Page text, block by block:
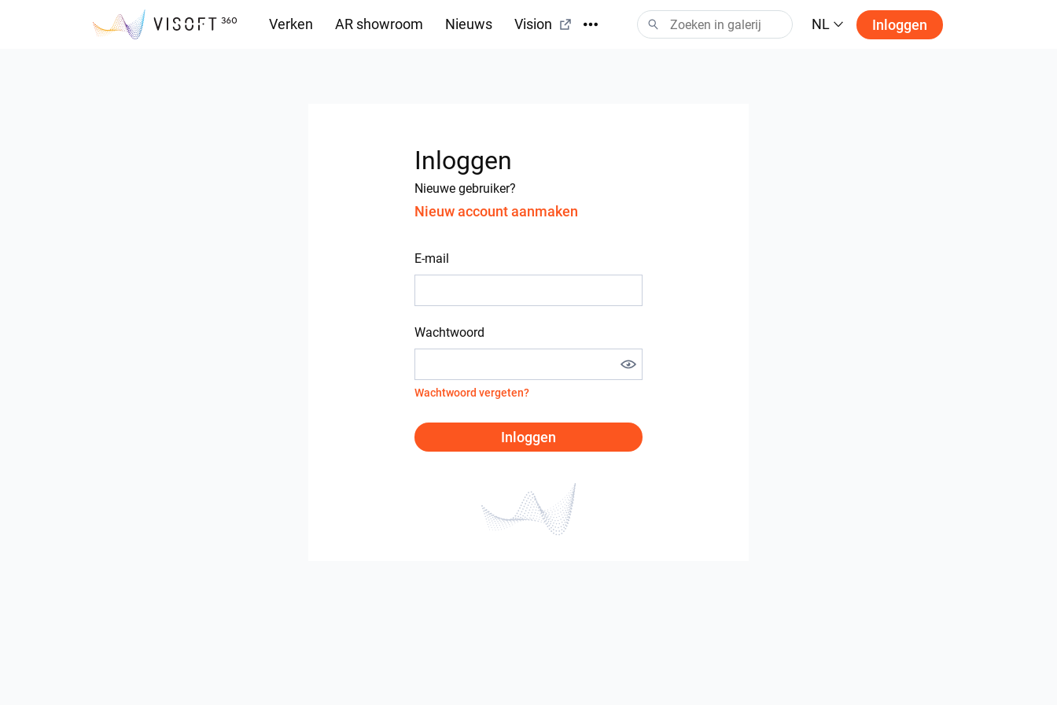
Verken AR showroom Nieuws Vision NL Inloggen
Inloggen
Nieuwe gebruiker?
Nieuw account aanmaken
E-mail
Wachtwoord
Wachtwoord vergeten?
Inloggen